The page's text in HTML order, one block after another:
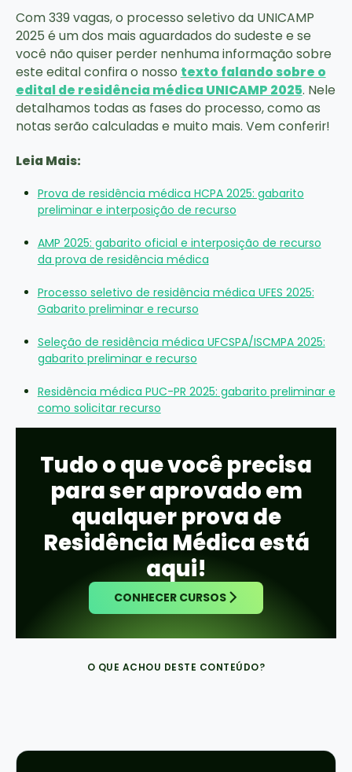
Com 339 vagas, o processo seletivo da UNICAMP
2025 é um dos mais aguardados do sudeste e se
você não quiser perder nenhuma informação sobre
este edital confira o nosso texto falando sobre o
edital de residência médica UNICAMP 2025. Nele
detalhamos todas as fases do processo, como as
notas serão calculadas e muito mais. Vem conferir!
Leia Mais:
Prova de residência médica HCPA 2025: gabarito
preliminar e interposição de recurso
AMP 2025: gabarito oficial e interposição de recurso
da prova de residência médica
Processo seletivo de residência médica UFES 2025:
Gabarito preliminar e recurso
Seleção de residência médica UFCSPA/ISCMPA 2025:
gabarito preliminar e recurso
Residência médica PUC-PR 2025: gabarito preliminar e
como solicitar recurso
Tudo o que você precisa
para ser aprovado em
qualquer prova de
Residência Médica está
aqui!
CONHECER CURSOS
O QUE ACHOU DESTE CONTEÚDO?